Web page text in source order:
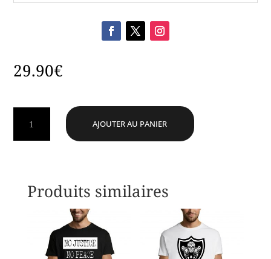
29.90€
Snapback
Rose
AJOUTER AU PANIER
Produits similaires